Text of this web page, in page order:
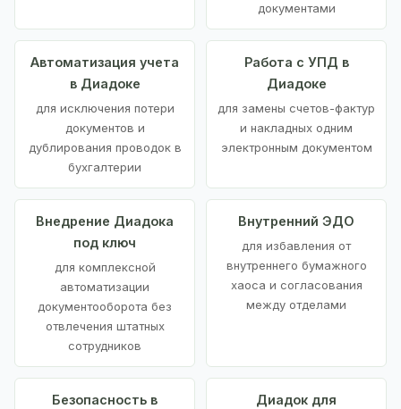
документами
Автоматизация учета
в Диадоке
для исключения потери
документов и
дублирования проводок в
бухгалтерии
Работа с УПД в
Диадоке
для замены счетов-фактур
и накладных одним
электронным документом
Внедрение Диадока
под ключ
для комплексной
автоматизации
документооборота без
отвлечения штатных
сотрудников
Внутренний ЭДО
для избавления от
внутреннего бумажного
хаоса и согласования
между отделами
Безопасность в
Диадок для